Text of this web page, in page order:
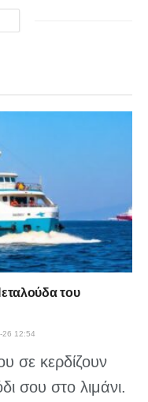
του
26 12:54
σε κερδίζουν
σου στο λιμάνι.